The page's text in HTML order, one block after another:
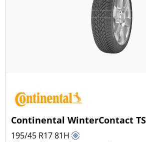
Continental WinterContact
195/45 R1781H